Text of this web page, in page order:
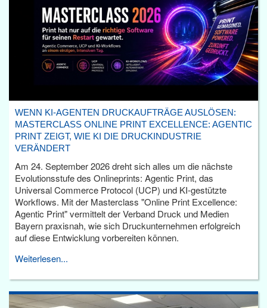
WENN KI-AGENTEN DRUCKAUFTRÄGE AUSLÖSEN:
MASTERCLASS ONLINE PRINT EXCELLENCE: AGENTIC
PRINT ZEIGT, WIE KI DIE DRUCKINDUSTRIE
VERÄNDERT
Am 24. September 2026 dreht sich alles um die nächste
Evolutionsstufe des Onlineprints: Agentic Print, das
Universal Commerce Protocol (UCP) und KI-gestützte
Workflows. Mit der Masterclass "Online Print Excellence:
Agentic Print" vermittelt der Verband Druck und Medien
Bayern praxisnah, wie sich Druckunternehmen erfolgreich
auf diese Entwicklung vorbereiten können.
Weiterlesen...